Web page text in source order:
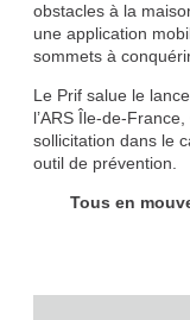
obstacles à la
une application
sommets à
Le Prif salue le
l’ARS Île-de-
sollicitation dans le
outil de prévention.
Tous en